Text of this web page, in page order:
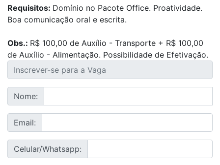
Requisitos: Domínio no Pacote Office. Proatividade.
Boa comunicação oral e escrita.
Obs.: R$ 100,00 de Auxílio - Transporte + R$ 100,00
de Auxílio - Alimentação. Possibilidade de Efetivação.
Nome:
Email:
Celular/Whatsapp: